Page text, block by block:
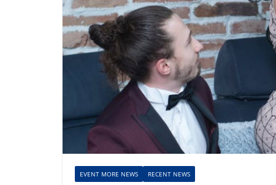
EVENT MORE NEWS RECENT NEWS